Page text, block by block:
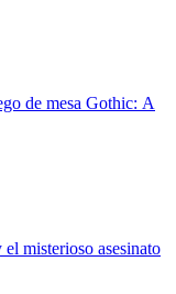
de mesa Gothic: A
misterioso asesinato